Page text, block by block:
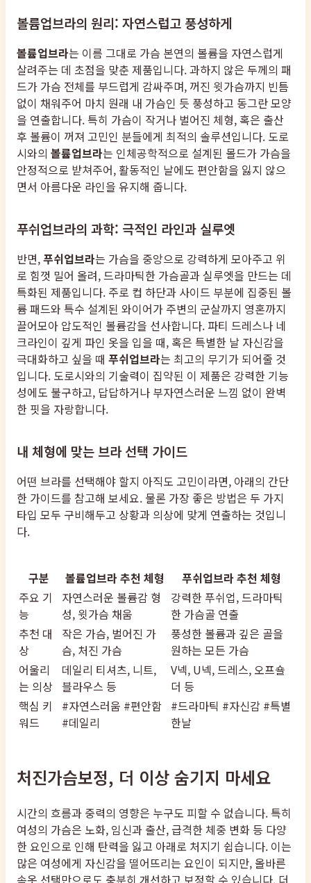
볼륨업브라의 원리: 자연스럽고 풍성하게
볼륨업브라는 이름 그대로 가슴 본연의 볼륨을 자연스럽게
살려주는 데 초점을 맞춘 제품입니다. 과하지 않은 두께의 패
드가 가슴 전체를 부드럽게 감싸주며, 꺼진 윗가슴까지 빈틈
없이 채워주어 마치 원래 내 가슴인 듯 풍성하고 동그란 모양
을 연출합니다. 특히 가슴이 작거나 벌어진 체형, 혹은 출산
후 볼륨이 꺼져 고민인 분들에게 최적의 솔루션입니다. 도로
시와의 볼륨업브라는 인체공학적으로 설계된 몰드가 가슴을
안정적으로 받쳐주어, 활동적인 날에도 편안함을 잃지 않으
면서 아름다운 라인을 유지해 줍니다.
푸쉬업브라의 과학: 극적인 라인과 실루엣
반면,푸쉬업브라는 가슴을 중앙으로 강력하게 모아주고 위
로 힘껏 밀어 올려, 드라마틱한 가슴골과 실루엣을 만드는 데
특화된 제품입니다. 주로 컵 하단과 사이드 부분에 집중된 볼
륨 패드와 특수 설계된 와이어가 주변의 군살까지 영혼까지
끌어모아 압도적인 볼륨감을 선사합니다. 파티 드레스나 네
크라인이 깊게 파인 옷을 입을 때, 혹은 특별한 날 자신감을
극대화하고 싶을 때 푸쉬업브라는 최고의 무기가 되어줄 것
입니다. 도로시와의 기술력이 집약된 이 제품은 강력한 기능
성에도 불구하고, 답답하거나 부자연스러운 느낌 없이 완벽
한 핏을 자랑합니다.
내 체형에 맞는 브라 선택 가이드
어떤 브라를 선택해야 할지 아직도 고민이라면, 아래의 간단
한 가이드를 참고해 보세요. 물론 가장 좋은 방법은 두 가지
타입 모두 구비해두고 상황과 의상에 맞게 연출하는 것입니
다.
구분 볼륨업브라 추천 체형
푸쉬업브라 추천 체형
주요 기
능
자연스러운 볼륨감 형
성, 윗가슴 채움
강력한 푸쉬업, 드라마틱
한 가슴골 연출
추천 대
상
작은 가슴, 벌어진 가
슴, 처진 가슴
풍성한 볼륨과 깊은 골을
원하는 모든 가슴
어울리
는 의상
데일리 티셔츠, 니트,
블라우스 등
V넥, U넥, 드레스, 오프숄
더 등
핵심 키
워드
#자연스러움 #편안함
#데일리
#드라마틱 #자신감 #특별
한날
처진가슴보정, 더 이상 숨기지 마세요
시간의 흐름과 중력의 영향은 누구도 피할 수 없습니다. 특히
여성의 가슴은 노화, 임신과 출산, 급격한 체중 변화 등 다양
한 요인으로 인해 탄력을 잃고 아래로 처지기 쉽습니다. 이는
많은 여성에게 자신감을 떨어뜨리는 요인이 되지만, 올바른
속옷 선택만으로도 충분히 개선하고 보정할 수 있습니다. 더